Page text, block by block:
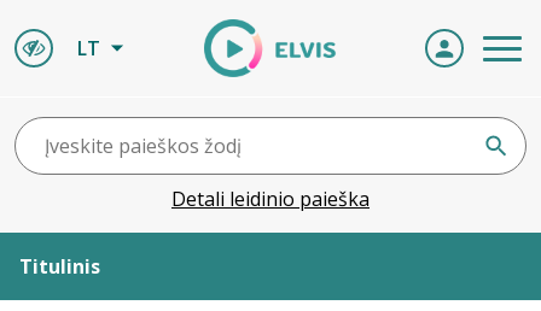
LT
Detali leidinio paieška
Titulinis